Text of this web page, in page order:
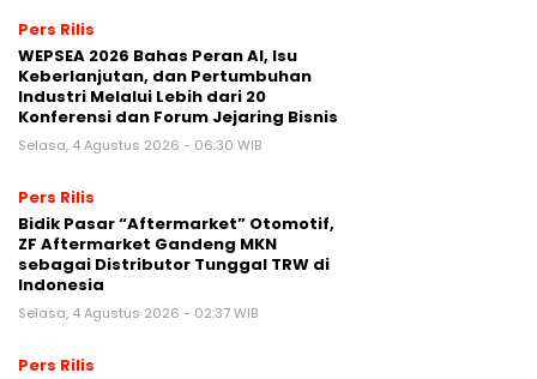
Pers Rilis
WEPSEA 2026 Bahas Peran AI, Isu
Keberlanjutan, dan Pertumbuhan
Industri Melalui Lebih dari 20
Konferensi dan Forum Jejaring Bisnis
Selasa, 4 Agustus 2026 - 06:30 WIB
Pers Rilis
Bidik Pasar “Aftermarket” Otomotif,
ZF Aftermarket Gandeng MKN
sebagai Distributor Tunggal TRW di
Indonesia
Selasa, 4 Agustus 2026 - 02:37 WIB
Pers Rilis